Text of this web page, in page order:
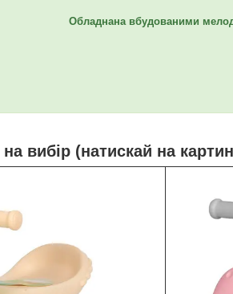
Обладнана вбудованими
на вибір (натискай на